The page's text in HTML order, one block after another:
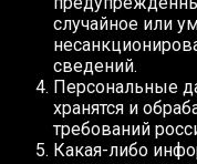
случайное или
сведений.
Персональные
хранятся и
требований
Какая-либо